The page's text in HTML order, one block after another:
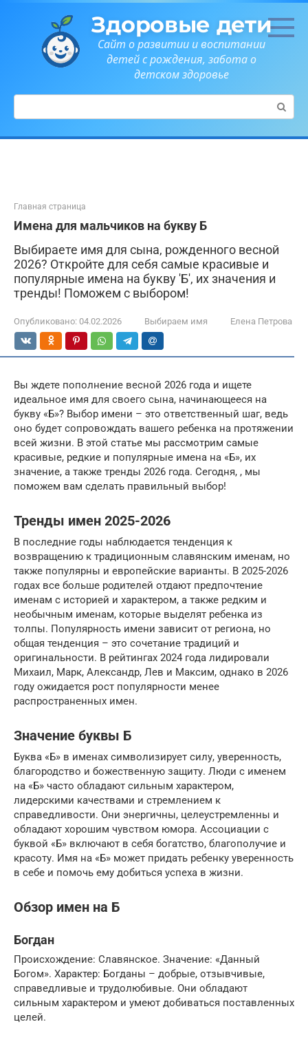
Здоровые дети
Сайт о развитии и воспитании
детей с рождения, забота о
детском здоровье
Поиск:
Главная страница
Имена для мальчиков на букву Б
Выбираете имя для сына, рожденного весной
2026? Откройте для себя самые красивые и
популярные имена на букву 'Б', их значения и
тренды! Поможем с выбором!
Опубликовано: 04.02.2026 Выбираем имя Елена Петрова
Вы ждете пополнение весной 2026 года и ищете
идеальное имя для своего сына, начинающееся на
букву «Б»? Выбор имени – это ответственный шаг, ведь
оно будет сопровождать вашего ребенка на протяжении
всей жизни. В этой статье мы рассмотрим самые
красивые, редкие и популярные имена на «Б», их
значение, а также тренды 2026 года. Сегодня, , мы
поможем вам сделать правильный выбор!
Тренды имен 2025-2026
В последние годы наблюдается тенденция к
возвращению к традиционным славянским именам, но
также популярны и европейские варианты. В 2025-2026
годах все больше родителей отдают предпочтение
именам с историей и характером, а также редким и
необычным именам, которые выделят ребенка из
толпы. Популярность имени зависит от региона, но
общая тенденция – это сочетание традиций и
оригинальности. В рейтингах 2024 года лидировали
Михаил, Марк, Александр, Лев и Максим, однако в 2026
году ожидается рост популярности менее
распространенных имен.
Значение буквы Б
Буква «Б» в именах символизирует силу, уверенность,
благородство и божественную защиту. Люди с именем
на «Б» часто обладают сильным характером,
лидерскими качествами и стремлением к
справедливости. Они энергичны, целеустремленны и
обладают хорошим чувством юмора. Ассоциации с
буквой «Б» включают в себя богатство, благополучие и
красоту. Имя на «Б» может придать ребенку уверенность
в себе и помочь ему добиться успеха в жизни.
Обзор имен на Б
Богдан
Происхождение: Славянское. Значение: «Данный
Богом». Характер: Богданы – добрые, отзывчивые,
справедливые и трудолюбивые. Они обладают
сильным характером и умеют добиваться поставленных
целей.